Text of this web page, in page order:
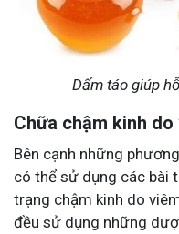
Dấm táo giúp
Chữa chậm kinh
Bên cạnh những
có thể sử dụng các bài
trạng chậm kinh do
đều sử dụng những